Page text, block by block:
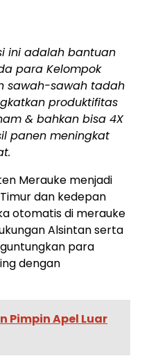
ini adalah bantuan
para Kelompok
sawah-sawah tadah
produktifitas
& bahkan bisa 4X
panen meningkat
Merauke menjadi
dan kedepan
otomatis di merauke
Alsintan serta
para
dengan
Pimpin Apel Luar